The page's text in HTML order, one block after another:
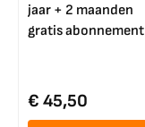
jaar + 2 maanden
gratis abonnement
€ 45,50